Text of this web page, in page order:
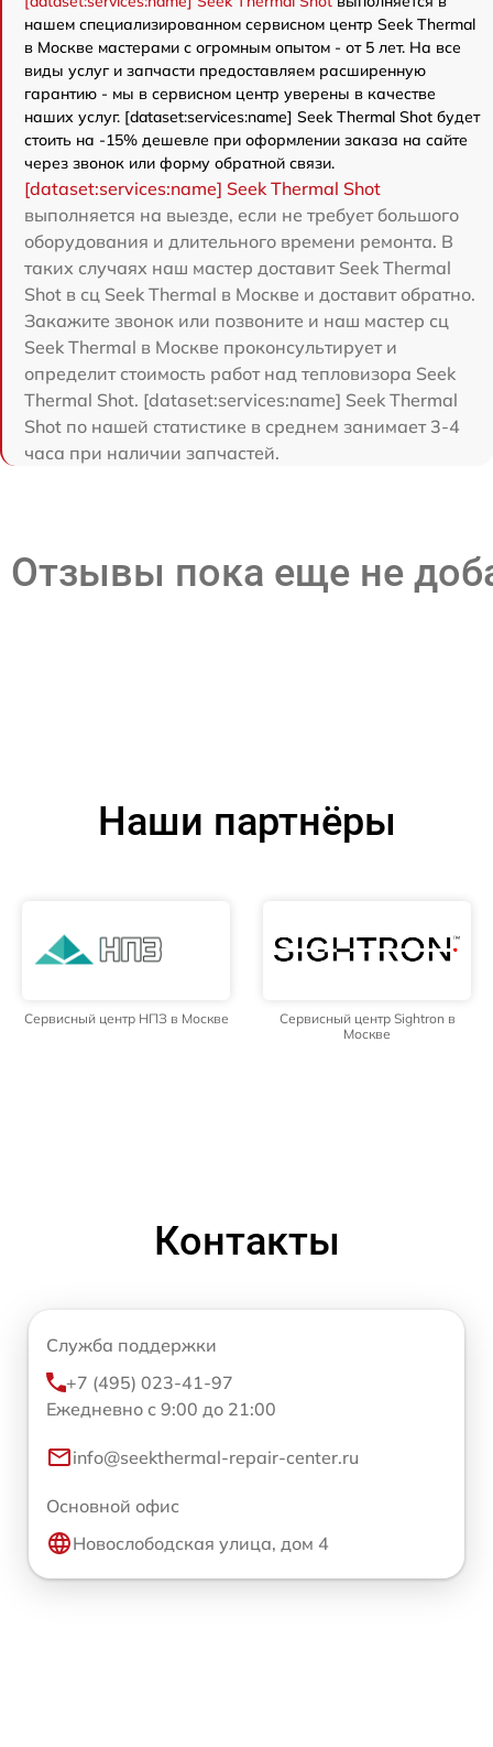
нашем специализированном сервисном центр Seek Thermal
в Москве мастерами с огромным опытом - от 5 лет. На все
виды услуг и запчасти предоставляем расширенную
гарантию - мы в сервисном центр уверены в качестве
наших услуг. [dataset:services:name] Seek Thermal Shot будет
стоить на -15% дешевле при оформлении заказа на сайте
через звонок или форму обратной связи.
[dataset:services:name] Seek Thermal Shot
выполняется на выезде, если не требует большого
оборудования и длительного времени ремонта. В
таких случаях наш мастер доставит Seek Thermal
Shot в сц Seek Thermal в Москве и доставит обратно.
Закажите звонок или позвоните и наш мастер сц
Seek Thermal в Москве проконсультирует и
определит стоимость работ над тепловизора Seek
Thermal Shot. [dataset:services:name] Seek Thermal
Shot по нашей статистике в среднем занимает 3-4
часа при наличии запчастей.
Отзывы пока еще не
Наши партнёры
Сервисный центр НПЗ в Москве
Сервисный центр Sightron в
Москве
Контакты
Служба поддержки
+7 (495) 023-41-97
Ежедневно с 9:00 до 21:00
info@seekthermal-repair-center.ru
Основной офис
Новослободская улица, дом 4